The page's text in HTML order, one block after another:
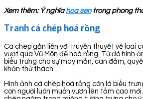
Xem thêm: Ý nghĩahoa sentrong phong
Tranh cá chép hoá rồng
Cá chép gắn liền với truyền thuyết về loài
vượt qua Vũ Môn để hoá rồng. Từ đó hình
biểu trưng cho sự may mắn, can đảm,
khăn thử thách.
Hình ảnh cá chép hoá rồng còn là biểu
con người luôn muốn vươn lên tầm cao